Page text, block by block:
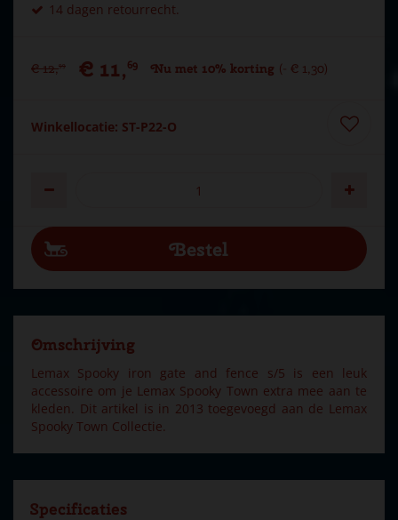
14 dagen retourrecht.
€ 12,99 € 11,69 Nu met 10% korting € 1,30
Winkellocatie: ST-P22-O
Omschrijving
Lemax Spooky iron gate and fence s/5 is een leuk
accessoire om je Lemax Spooky Town extra mee aan te
kleden. Dit artikel is in 2013 toegevoegd aan de Lemax
Spooky Town Collectie.
Specificaties